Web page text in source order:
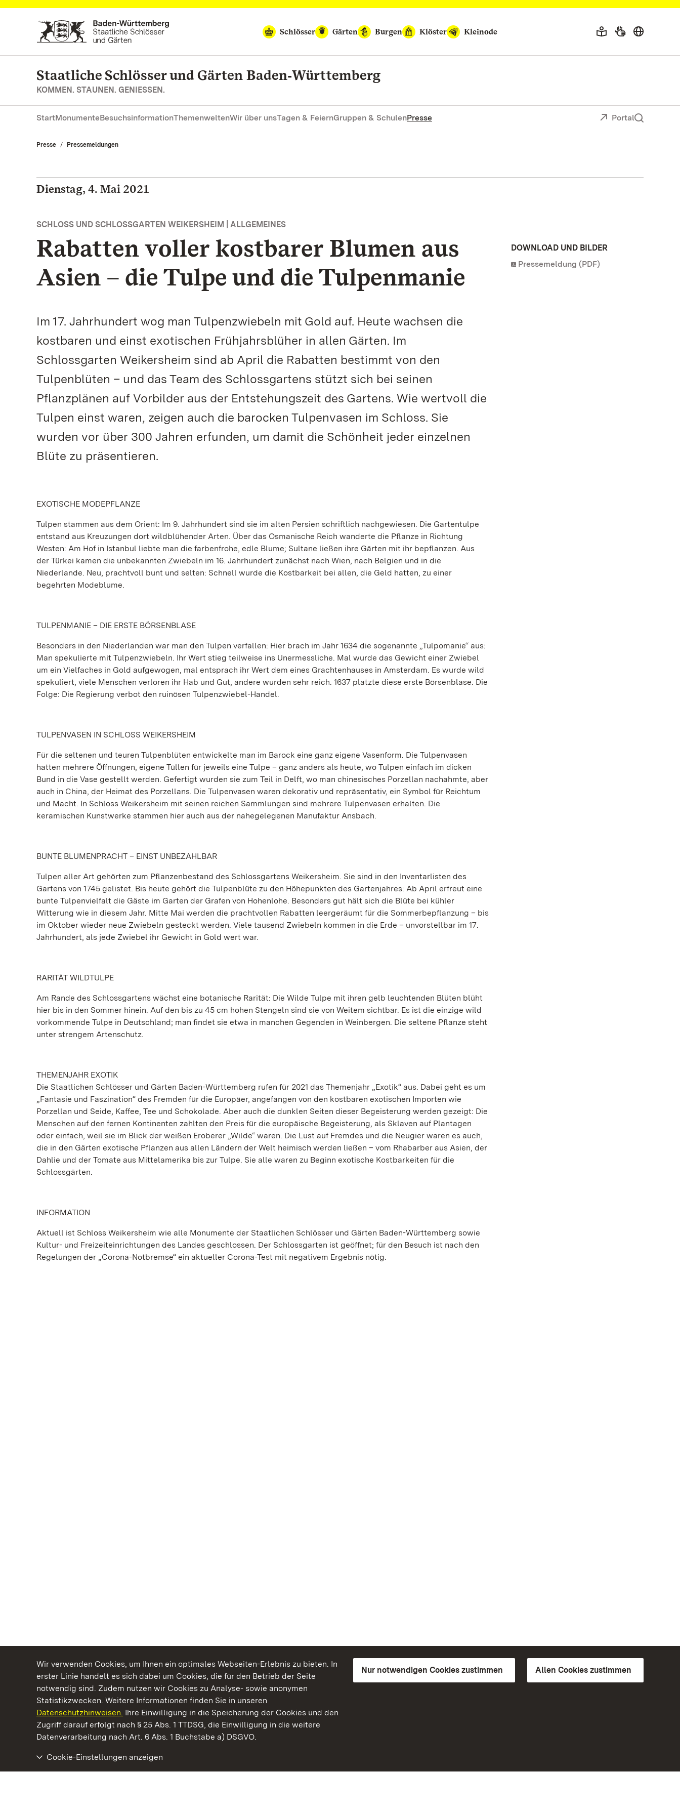
Wir verwenden Cookies, um Ihnen ein optimales Webseiten-Erlebnis zu bieten. In
erster Linie handelt es sich dabei um Cookies, die für den Betrieb der Seite
notwendig sind. Zudem nutzen wir Cookies zu Analyse- sowie anonymen
Statistikzwecken. Weitere Informationen finden Sie in unseren
Datenschutzhinweisen. Ihre Einwilligung in die Speicherung der Cookies und den
Zugriff darauf erfolgt nach § 25 Abs. 1 TTDSG, die Einwilligung in die weitere
Datenverarbeitung nach Art. 6 Abs. 1 Buchstabe a) DSGVO.
Nur notwendigen Cookies zustimmen Allen Cookies zustimmen
Cookie-Einstellungen anzeigen
Zum Hauptinhalt springen
Schlösser
Gärten Burgen Klöster Kleinode
Staatliche Schlösser und Gärten Baden‑Württemberg
KOMMEN. STAUNEN. GENIESSEN.
StartMonumenteBesuchsinformationThemenweltenWir über unsTagen & FeiernGruppen & SchulenPresse Portal
Presse Pressemeldungen
Dienstag, 4. Mai 2021
SCHLOSS UND SCHLOSSGARTEN WEIKERSHEIM | ALLGEMEINES
Rabatten voller kostbarer Blumen aus
Asien – die Tulpe und die Tulpenmanie
Im 17. Jahrhundert wog man Tulpenzwiebeln mit Gold auf. Heute wachsen die
kostbaren und einst exotischen Frühjahrsblüher in allen Gärten. Im
Schlossgarten Weikersheim sind ab April die Rabatten bestimmt von den
Tulpenblüten – und das Team des Schlossgartens stützt sich bei seinen
Pflanzplänen auf Vorbilder aus der Entstehungszeit des Gartens. Wie wertvoll die
Tulpen einst waren, zeigen auch die barocken Tulpenvasen im Schloss. Sie
wurden vor über 300 Jahren erfunden, um damit die Schönheit jeder einzelnen
Blüte zu präsentieren.
EXOTISCHE MODEPFLANZE
Tulpen stammen aus dem Orient: Im 9. Jahrhundert sind sie im alten Persien schriftlich nachgewiesen. Die Gartentulpe
entstand aus Kreuzungen dort wildblühender Arten. Über das Osmanische Reich wanderte die Pflanze in Richtung
Westen: Am Hof in Istanbul liebte man die farbenfrohe, edle Blume; Sultane ließen ihre Gärten mit ihr bepflanzen. Aus
der Türkei kamen die unbekannten Zwiebeln im 16. Jahrhundert zunächst nach Wien, nach Belgien und in die
Niederlande. Neu, prachtvoll bunt und selten: Schnell wurde die Kostbarkeit bei allen, die Geld hatten, zu einer
begehrten Modeblume.
TULPENMANIE – DIE ERSTE BÖRSENBLASE
Besonders in den Niederlanden war man den Tulpen verfallen: Hier brach im Jahr 1634 die sogenannte „Tulpomanie“ aus:
Man spekulierte mit Tulpenzwiebeln. Ihr Wert stieg teilweise ins Unermessliche. Mal wurde das Gewicht einer Zwiebel
um ein Vielfaches in Gold aufgewogen, mal entsprach ihr Wert dem eines Grachtenhauses in Amsterdam. Es wurde wild
spekuliert, viele Menschen verloren ihr Hab und Gut, andere wurden sehr reich. 1637 platzte diese erste Börsenblase. Die
Folge: Die Regierung verbot den ruinösen Tulpenzwiebel-Handel.
TULPENVASEN IN SCHLOSS WEIKERSHEIM
Für die seltenen und teuren Tulpenblüten entwickelte man im Barock eine ganz eigene Vasenform. Die Tulpenvasen
hatten mehrere Öffnungen, eigene Tüllen für jeweils eine Tulpe – ganz anders als heute, wo Tulpen einfach im dicken
Bund in die Vase gestellt werden. Gefertigt wurden sie zum Teil in Delft, wo man chinesisches Porzellan nachahmte, aber
auch in China, der Heimat des Porzellans. Die Tulpenvasen waren dekorativ und repräsentativ, ein Symbol für Reichtum
und Macht. In Schloss Weikersheim mit seinen reichen Sammlungen sind mehrere Tulpenvasen erhalten. Die
keramischen Kunstwerke stammen hier auch aus der nahegelegenen Manufaktur Ansbach.
BUNTE BLUMENPRACHT – EINST UNBEZAHLBAR
Tulpen aller Art gehörten zum Pflanzenbestand des Schlossgartens Weikersheim. Sie sind in den Inventarlisten des
Gartens von 1745 gelistet. Bis heute gehört die Tulpenblüte zu den Höhepunkten des Gartenjahres: Ab April erfreut eine
bunte Tulpenvielfalt die Gäste im Garten der Grafen von Hohenlohe. Besonders gut hält sich die Blüte bei kühler
Witterung wie in diesem Jahr. Mitte Mai werden die prachtvollen Rabatten leergeräumt für die Sommerbepflanzung – bis
im Oktober wieder neue Zwiebeln gesteckt werden. Viele tausend Zwiebeln kommen in die Erde – unvorstellbar im 17.
Jahrhundert, als jede Zwiebel ihr Gewicht in Gold wert war.
RARITÄT WILDTULPE
Am Rande des Schlossgartens wächst eine botanische Rarität: Die Wilde Tulpe mit ihren gelb leuchtenden Blüten blüht
hier bis in den Sommer hinein. Auf den bis zu 45 cm hohen Stengeln sind sie von Weitem sichtbar. Es ist die einzige wild
vorkommende Tulpe in Deutschland; man findet sie etwa in manchen Gegenden in Weinbergen. Die seltene Pflanze steht
unter strengem Artenschutz.
THEMENJAHR EXOTIK
Die Staatlichen Schlösser und Gärten Baden-Württemberg rufen für 2021 das Themenjahr „Exotik“ aus. Dabei geht es um
„Fantasie und Faszination“ des Fremden für die Europäer, angefangen von den kostbaren exotischen Importen wie
Porzellan und Seide, Kaffee, Tee und Schokolade. Aber auch die dunklen Seiten dieser Begeisterung werden gezeigt: Die
Menschen auf den fernen Kontinenten zahlten den Preis für die europäische Begeisterung, als Sklaven auf Plantagen
oder einfach, weil sie im Blick der weißen Eroberer „Wilde“ waren. Die Lust auf Fremdes und die Neugier waren es auch,
die in den Gärten exotische Pflanzen aus allen Ländern der Welt heimisch werden ließen – vom Rhabarber aus Asien, der
Dahlie und der Tomate aus Mittelamerika bis zur Tulpe. Sie alle waren zu Beginn exotische Kostbarkeiten für die
Schlossgärten.
INFORMATION
Aktuell ist Schloss Weikersheim wie alle Monumente der Staatlichen Schlösser und Gärten Baden-Württemberg sowie
Kultur- und Freizeiteinrichtungen des Landes geschlossen. Der Schlossgarten ist geöffnet; für den Besuch ist nach den
Regelungen der „Corona-Notbremse“ ein aktueller Corona-Test mit negativem Ergebnis nötig.
DOWNLOAD UND BILDER
Pressemeldung (PDF)
Kommen. Staunen. Genießen.